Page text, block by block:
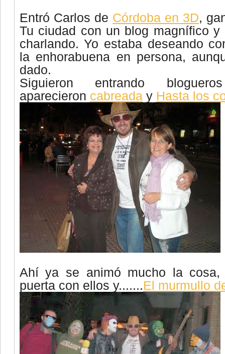
Entró Carlos de Córdoba en 3D,
Tu ciudad con un blog magnífico y
charlando. Yo estaba deseando
la enhorabuena en persona,
dado.
Siguieron entrando
blogueros
aparecieron cabreada y Hasta los
Ahí ya se animó mucho la
puerta con ellos y.......El murmullo